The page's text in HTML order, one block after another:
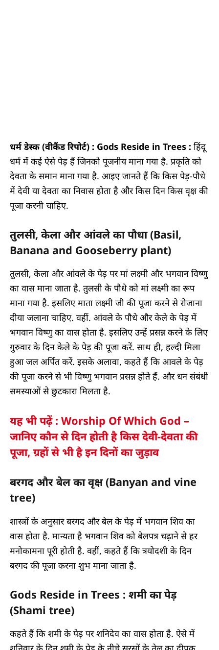
धर्म डेस्क (वीकैंड रिपोर्ट) : Gods Reside in Trees : हिंदू
धर्म में कई ऐसे पेड़ हैं जिनको पूजनीय माना गया है. प्रकृति को
देवता के समान माना गया है. आइए जानते हैं कि किस पेड़-पौधे
में देवी या देवता का निवास होता है और किस दिन किस वृक्ष की
पूजा करनी चाहिए.
तुलसी, केला और आंवले का पौधा (Basil,
Banana and Gooseberry plant)
तुलसी, केला और आंवले के पेड़ पर मां लक्ष्मी और भगवान विष्णु
का वास माना जाता है. तुलसी के पौधे को मां लक्ष्मी का रूप
माना गया है. इसलिए माता लक्ष्मी जी की पूजा करने से रोजाना
दीया जलाना चाहिए. वहीं. आंवले के पौधे और केले के पेड़ में
भगवान विष्णु का वास होता है. इसलिए उन्हें प्रसन्न करने के लिए
गुरुवार के दिन केले के पेड़ की पूजा करें. साथ ही, हल्दी मिला
हुआ जल अर्पित करें. इसके अलावा, कहते हैं कि आवले के पेड़
की पूजा करने से भी विष्णु भगवान प्रसन्न होते हैं. और धन संबंधी
समस्याओं से छुटकारा मिलता है.
यह भी पढ़ें : Worship Of Which God –
जानिए कौन से दिन होती है किस देवी-देवता की
पूजा, ग्रहों से भी है इन दिनों का जुड़ाव
बरगद और बेल का वृक्ष (Banyan and vine
tree)
शास्त्रों के अनुसार बरगद और बेल के पेड़ में भगवान शिव का
वास होता है. मान्यता है भगवान शिव को बेलपत्र चढ़ाने से हर
मनोकामना पूरी होती है. वहीं, कहते हैं कि त्रयोदशी के दिन
बरगद की पूजा करना शुभ माना जाता है.
Gods Reside in Trees : शमी का पेड़
(Shami tree)
कहते हैं कि शमी के पेड़ पर शनिदेव का वास होता है. ऐसे में